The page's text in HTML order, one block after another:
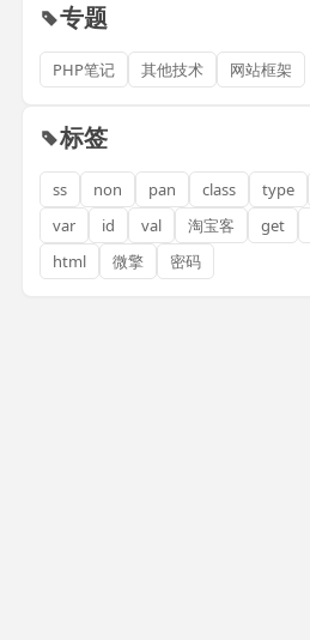
专题
PHP笔记 其他技术 网站框架
标签
ss non pan class type
var
id val 淘宝客 get
html
微擎 密码